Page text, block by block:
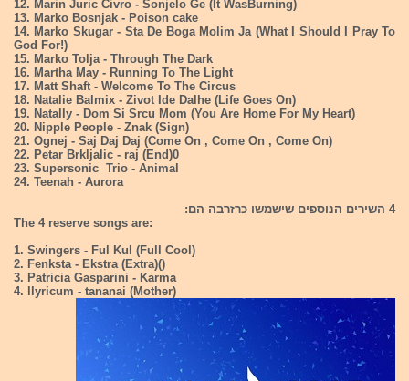
12. Marin Juric Civro - Sonjelo Ge (It WasBurning)
13. Marko Bosnjak - Poison cake
14. Marko Skugar - Sta De Boga Molim Ja (What I Should I Pray To
God For!)
15. Marko Tolja - Through The Dark
16. Martha May - Running To The Light
17. Matt Shaft - Welcome To The Circus
18. Natalie Balmix - Zivot Ide Dalhe (Life Goes On)
19. Natally - Dom Si Srcu Mom (You Are Home For My Heart)
20. Nipple People - Znak (Sign)
21. Ognej - Saj Daj Daj (Come On , Come On , Come On)
22. Petar Brkljalic - raj (End)0
23. Supersonic Trio - Animal
24. Teenah - Aurora
4 השירים הנוספים שישמשו כרזרבה הם:
The 4 reserve songs are:
1. Swingers - Ful Kul (Full Cool)
2. Fenksta - Ekstra (Extra)()
3. Patricia Gasparini - Karma
4. llyricum - tananai (Mother)